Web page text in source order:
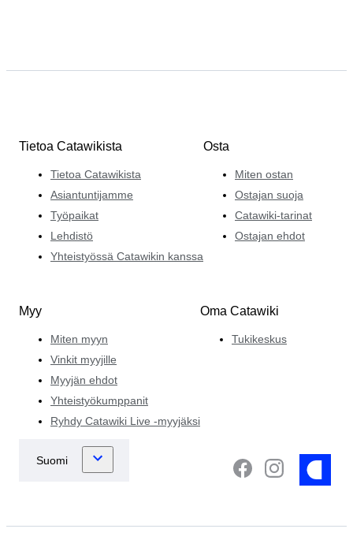
Tietoa Catawikista
Tietoa Catawikista
Asiantuntijamme
Työpaikat
Lehdistö
Yhteistyössä Catawikin kanssa
Osta
Miten ostan
Ostajan suoja
Catawiki-tarinat
Ostajan ehdot
Myy
Miten myyn
Vinkit myyjille
Myyjän ehdot
Yhteistyökumppanit
Ryhdy Catawiki Live -myyjäksi
Oma Catawiki
Tukikeskus